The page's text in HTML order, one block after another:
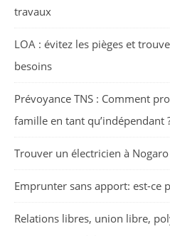
travaux
LOA : évitez les pièges et
besoins
Prévoyance TNS : Comment
famille en tant qu’indépendant
Trouver un électricien à
Emprunter sans apport: est-ce
Relations libres, union libre,